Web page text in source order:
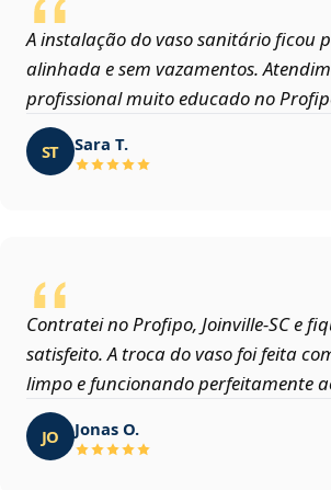
A instalação do vaso sanitário ficou
alinhada e sem vazamentos.
profissional muito educado no
ST Sara T.
Contratei no Profipo, Joinville‑SC e
satisfeito. A troca do vaso foi feita
limpo e funcionando perfeitamente
JO Jonas O.